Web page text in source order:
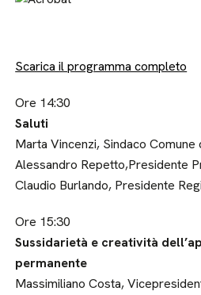
Scarica il programma completo
Ore 14:30
Saluti
Marta Vincenzi, Sindaco Comune
Alessandro Repetto,Presidente
Claudio Burlando, Presidente
Ore 15:30
Sussidarietà e creatività
permanente
Massimiliano Costa,